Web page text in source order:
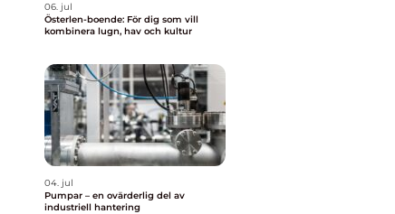
06. jul
Österlen-boende: För dig som vill
kombinera lugn, hav och kultur
04. jul
Pumpar – en ovärderlig del av
industriell hantering